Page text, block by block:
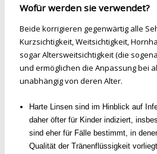
Wofür werden sie verwendet?
Beide korrigieren gegenwärtig alle
Kurzsichtigkeit, Weitsichtigkeit,
sogar Altersweitsichtigkeit (die
und ermöglichen die Anpassung bei
unabhängig von deren Alter.
Harte Linsen sind im Hinblick auf
daher öfter für Kinder indiziert,
sind eher für Fälle bestimmt, in
Qualität der Tränenflüssigkeit